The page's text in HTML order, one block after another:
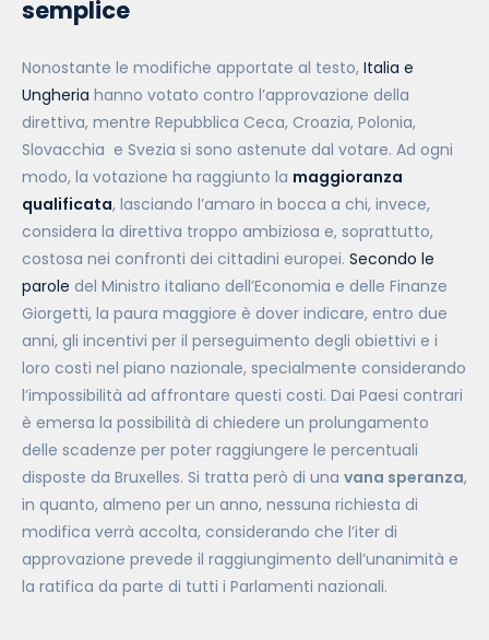
semplice
Nonostante le modifiche apportate al testo, Italia e
Ungheria hanno votato contro l’approvazione della
direttiva, mentre Repubblica Ceca, Croazia, Polonia,
Slovacchia e Svezia si sono astenute dal votare. Ad ogni
modo, la votazione ha raggiunto la maggioranza
qualificata, lasciando l’amaro in bocca a chi, invece,
considera la direttiva troppo ambiziosa e, soprattutto,
costosa nei confronti dei cittadini europei. Secondo le
parole del Ministro italiano dell’Economia e delle Finanze
Giorgetti, la paura maggiore è dover indicare, entro due
anni, gli incentivi per il perseguimento degli obiettivi e i
loro costi nel piano nazionale, specialmente considerando
l’impossibilità ad affrontare questi costi. Dai Paesi contrari
è emersa la possibilità di chiedere un prolungamento
delle scadenze per poter raggiungere le percentuali
disposte da Bruxelles. Si tratta però di una vana speranza,
in quanto, almeno per un anno, nessuna richiesta di
modifica verrà accolta, considerando che l’iter di
approvazione prevede il raggiungimento dell’unanimità e
la ratifica da parte di tutti i Parlamenti nazionali.